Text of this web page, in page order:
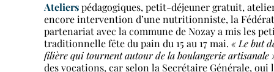
Atelierspédagogiques, petit-déjeuner gratuit,
encore intervention d’une nutritionniste, la
partenariat avec la commune de Nozay a mis les
traditionnelle fête du pain du 15 au 17 mai. « Le but
filière qui tournent autour de la boulangerie artisanale
des vocations, car selon la Secrétaire Générale,